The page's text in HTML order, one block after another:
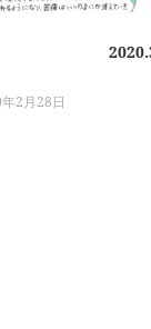
2月28日